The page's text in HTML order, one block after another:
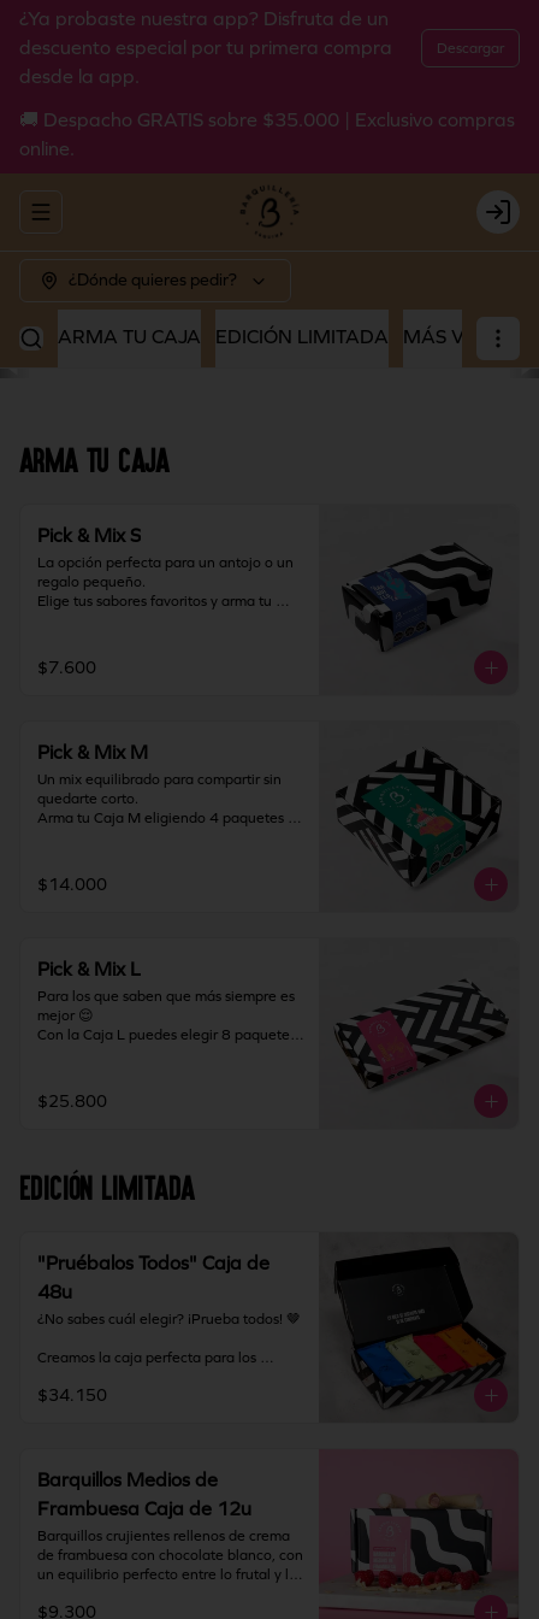
¿Ya probaste nuestra app? Disfruta de un
descuento especial por tu primera compra
desde la app.
Descargar
🚚 Despacho GRATIS sobre $35.000 | Exclusivo compras
online.
Abrir menu de navegación Login
¿Dónde quieres pedir?
ARMA TU CAJA EDICIÓN LIMITADA MÁS
ARMA TU CAJA
Pick & Mix S
La opción perfecta para un antojo o un
regalo pequeño.
Elige tus sabores favoritos y arma tu
para probar, compartir en pequeño o
darte un gustito solo para ti.
65% HR Máx.). Una vez abierto
consumir inmediatamente.
$7.600
Pick & Mix M
Un mix equilibrado para compartir sin
quedarte corto.
Arma tu Caja M eligiendo 4 paquetes de
para regalar, llevar a una junta o
disfrutar en familia.
65% HR Máx.). Una vez abierto
consumir inmediatamente.
$14.000
Pick & Mix L
Para los que saben que más siempre es
mejor 😌
Con la Caja L puedes elegir 8 paquetes
grandes o para tener siempre barquillos
listos para compartir.
un lugar fresco y seco (18°C a 25°C y
65% HR Máx.). Una vez abierto
$25.800
EDICIÓN LIMITADA
"Pruébalos Todos" Caja de
48u
¿No sabes cuál elegir? ¡Prueba todos! 🤎
Creamos la caja perfecta para los
quienes quieren descubrir su nuevo
probarlos, compartirlos y disfrutar cada
uno de nuestros sabores.
Incluye:
Original
Nutella
$34.150
Barquillos Medios de
Frambuesa Caja de 12u
Barquillos crujientes rellenos de crema
de frambuesa con chocolate blanco, con
un equilibrio perfecto entre lo frutal y lo
en chocolate blanco que realzan su
$9.300